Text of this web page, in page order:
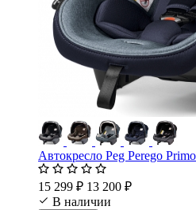
Автокресло Peg Perego
15 299 ₽ 13 200 ₽
В наличии